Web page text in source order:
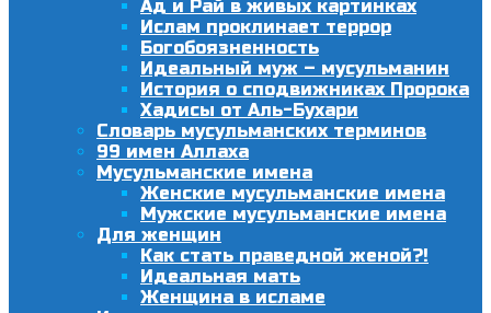
Ад и Рай в живых картинках
Ислам проклинает террор
Богобоязненность
Идеальный муж – мусульманин
История о сподвижниках Пророка
Хадисы от Аль-Бухари
Словарь мусульманских терминов
99 имен Аллаха
Мусульманские имена
Женские мусульманские имена
Мужские мусульманские имена
Для женщин
Как стать праведной женой?!
Идеальная мать
Женщина в исламе